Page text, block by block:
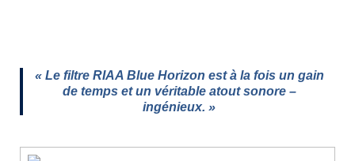
« Le filtre RIAA Blue Horizon est à la fois un gain
de temps et un véritable atout sonore –
ingénieux. »